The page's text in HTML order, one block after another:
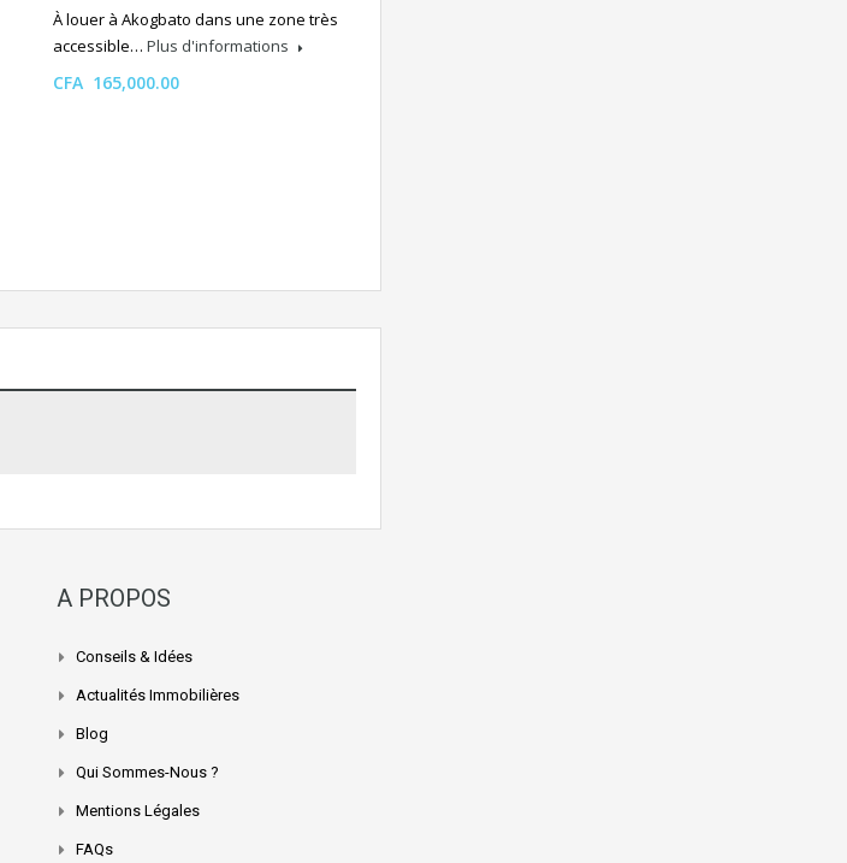
À louer à Akogbato dans une zone très
accessible… Plus d'informations
CFA 165,000.00
A PROPOS
Conseils & Idées
Actualités Immobilières
Blog
Qui Sommes-Nous ?
Mentions Légales
FAQs